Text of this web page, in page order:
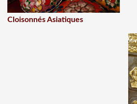
Cloisonnés Asiatiques